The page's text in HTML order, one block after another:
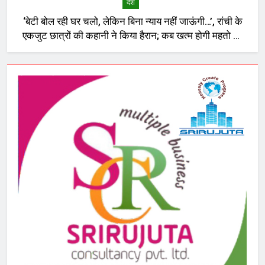
देश
‘बेटी बोल रही घर चलो, लेकिन बिना न्याय नहीं जाऊंगी…’, रांची के
एकजुट छात्रों की कहानी ने किया हैरान; कब खत्म होगी महतो की
भूख-हड़ताल?